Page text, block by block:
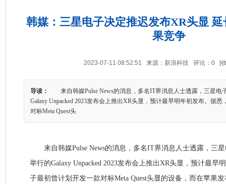
韩媒：三星电子决定推迟发布XR头显
果竞争
2023-07-11 08:52:51 来源：新浪科技 评论： 0 [
导读：
来自韩媒Pulse News的消息，多名IT界消息人士透露，三星电
Galaxy Unpacked 2023发布会上推出XR头显，预计最早明年初发布。据
对标Meta Quest头
来自韩媒Pulse News的消息，多名IT界消息人士透露，三星
举行的Galaxy Unpacked 2023发布会上推出XR头显，预计最早
子最初曾计划开发一款对标Meta Quest头显的设备，而在苹果